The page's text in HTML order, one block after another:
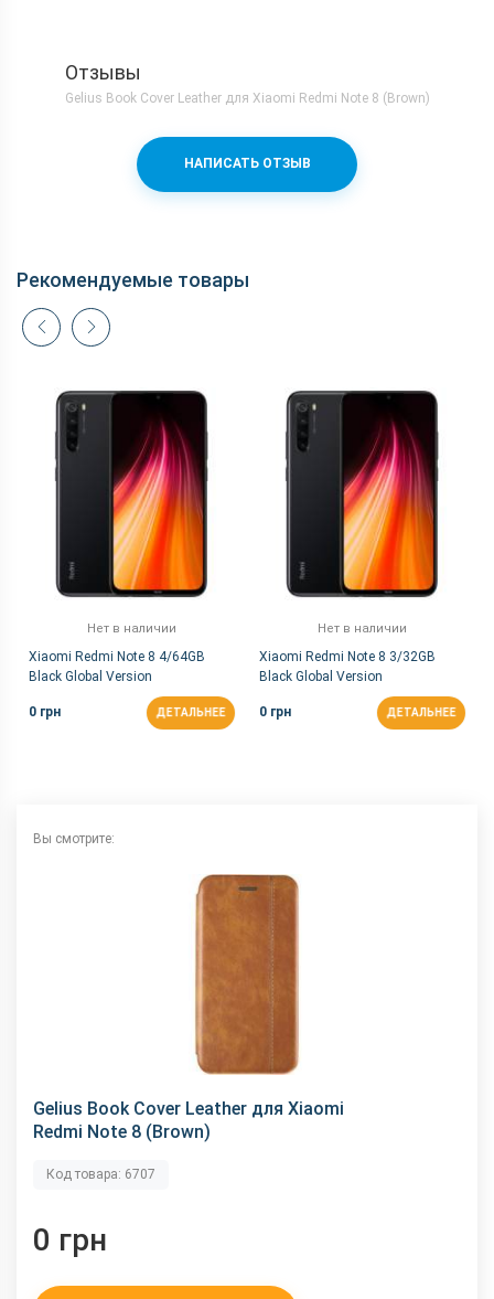
Отзывы
Gelius Book Cover Leather для Xiaomi Redmi Note 8 (Brown)
НАПИСАТЬ ОТЗЫВ
Рекомендуемые товары
Нет в наличии
Xiaomi Redmi Note 8 4/64GB
Black Global Version
0 грн ДЕТАЛЬНЕЕ
Нет в наличии
Xiaomi Redmi Note 8 3/32GB
Black Global Version
0 грн ДЕТАЛЬНЕЕ
Вы смотрите:
Gelius Book Cover Leather для Xiaomi
Redmi Note 8 (Brown)
Код товара: 6707
0 грн